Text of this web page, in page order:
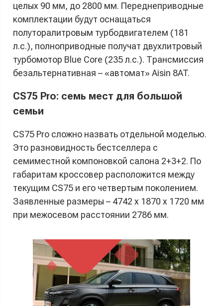
целых 90 мм, до 2800 мм. Переднеприводные
комплектации будут оснащаться
полуторалитровым турбодвигателем (181
л.с.), полноприводные получат двухлитровый
турбомотор Blue Core (235 л.с.). Трансмиссия
безальтернативная – «автомат» Aisin 8AT.
CS75 Pro: семь мест для большой
семьи
CS75 Pro сложно назвать отдельной моделью.
Это разновидность бестселлера с
семиместной компоновкой салона 2+3+2. По
габаритам кроссовер расположится между
текущим CS75 и его четвертым поколением.
Заявленные размеры – 4742 х 1870 х 1720 мм
при межосевом расстоянии 2786 мм.